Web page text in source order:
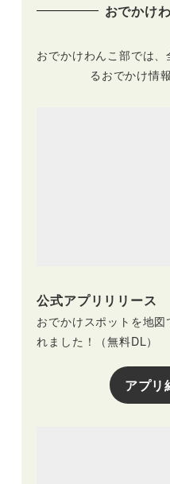
おでかけ
おでかけわんこ部では
るおでかけ情
公式アプリリリース
おでかけスポットを地
れました！（無料DL）
アプリ